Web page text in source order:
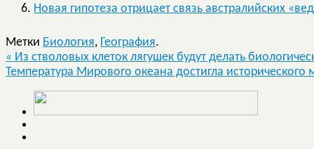
Новая гипотеза отрицает связь австралийских
Метки Биология, География.
« Из стволовых клеток лягушек будут делать
Температура Мирового океана достигла